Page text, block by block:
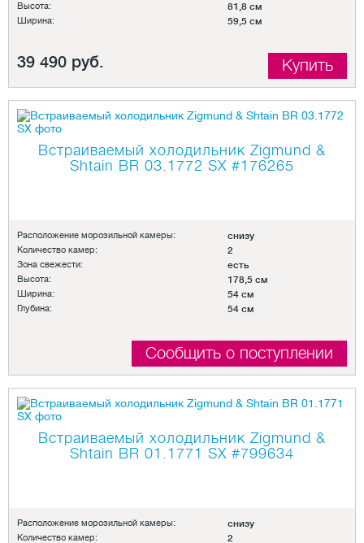
Высота: 81,8 см
Ширина: 59,5 см
39 490 руб. Купить
Встраиваемый холодильник Zigmund &
Shtain BR 03.1772 SX #176265
Расположение морозильной камеры: снизу
Количество камер: 2
Зона свежести: есть
Высота: 178,5 см
Ширина: 54 см
Глубина: 54 см
Сообщить о поступлении
Встраиваемый холодильник Zigmund &
Shtain BR 01.1771 SX #799634
Расположение морозильной камеры: снизу
Количество камер: 2